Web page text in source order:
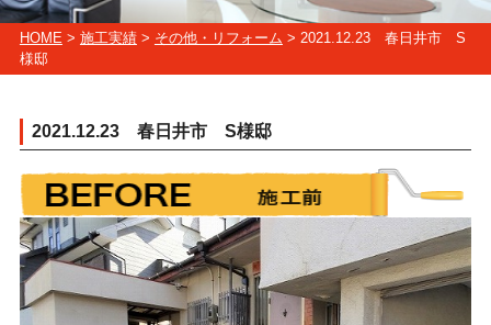
HOME> 施工実績> その他・リフォーム > 2021.12.23 春日井市 S
様邸
2021.12.23 春日井市 S様邸